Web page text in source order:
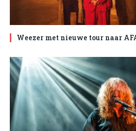
Weezer met nieuwe tour naar